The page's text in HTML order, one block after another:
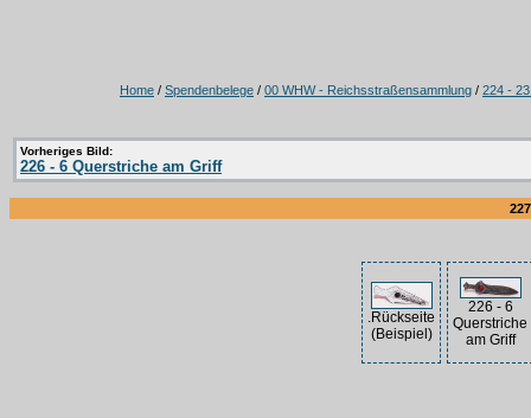
Home / Spendenbelege / 00 WHW - Reichsstraßensammlung / 224 -
Vorheriges Bild:
226 - 6 Querstriche am Griff
.Rückseite
(Beispiel)
226 - 6
Querstriche
am Griff